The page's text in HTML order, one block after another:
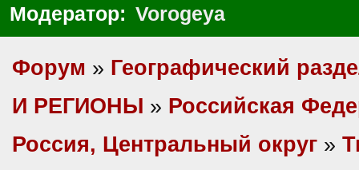
Модератор: Vorogeya
Форум » Географический
И РЕГИОНЫ » Российская
Россия, Центральный округ »